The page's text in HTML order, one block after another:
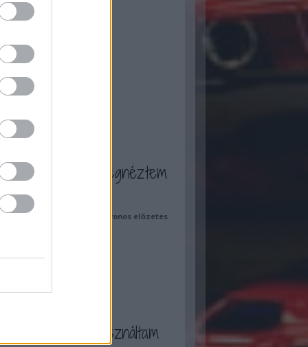
12)
(20)
(13
13
(
...
blogot én is megnéztem
Cruise) - magyar szinkronos előzetes
a cimkéket használtam